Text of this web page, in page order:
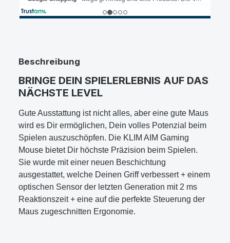
Beschreibung
BRINGE DEIN SPIELERLEBNIS AUF DAS
NÄCHSTE LEVEL
Gute Ausstattung ist nicht alles, aber eine gute Maus
wird es Dir ermöglichen, Dein volles Potenzial beim
Spielen auszuschöpfen. Die KLIM AIM Gaming
Mouse bietet Dir höchste Präzision beim Spielen.
Sie wurde mit einer neuen Beschichtung
ausgestattet, welche Deinen Griff verbessert + einem
optischen Sensor der letzten Generation mit 2 ms
Reaktionszeit + eine auf die perfekte Steuerung der
Maus zugeschnitten Ergonomie.